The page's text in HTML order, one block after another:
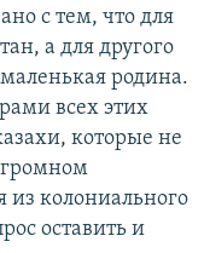
с тем, что для
а для другого
родина.
всех этих
которые не
из колониального
оставить и